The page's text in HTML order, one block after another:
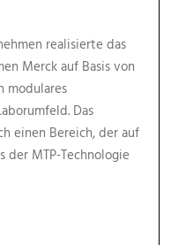
realisierte das
Merck auf Basis von
modulares
Das
einen Bereich, der auf
der MTP-Technologie